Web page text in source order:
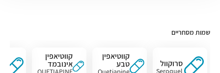
שמות מסחריים
סרוקוול
Seroquel
קווטיאפין
טבע
קווטיאפין
אינובמד